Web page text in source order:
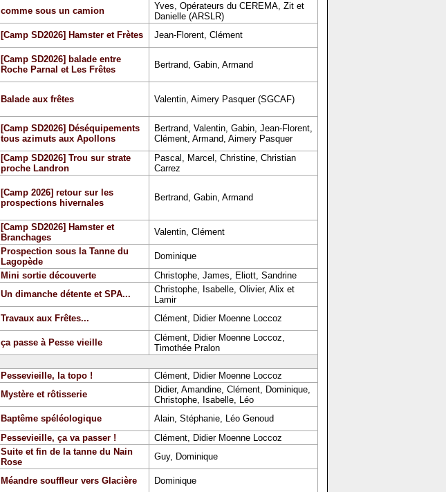
comme sous un camion
Yves, Opérateurs du CEREMA, Zit et
Danielle (ARSLR)
[Camp SD2026] Hamster et Frètes
Jean-Florent, Clément
[Camp SD2026] balade entre
Roche Parnal et Les Frêtes
Bertrand, Gabin, Armand
Balade aux frêtes Valentin, Aimery Pasquer (SGCAF)
[Camp SD2026] Déséquipements
tous azimuts aux Apollons
Bertrand, Valentin, Gabin, Jean-Florent,
Clément, Armand, Aimery Pasquer
[Camp SD2026] Trou sur strate
proche Landron
Pascal, Marcel, Christine, Christian
Carrez
[Camp 2026] retour sur les
prospections hivernales
Bertrand, Gabin, Armand
[Camp SD2026] Hamster et
Branchages
Valentin, Clément
Prospection sous la Tanne du
Lagopède
Dominique
Mini sortie découverte
Christophe, James, Eliott, Sandrine
Un dimanche détente et SPA...
Christophe, Isabelle, Olivier, Alix et
Lamir
Travaux aux Frêtes... Clément, Didier Moenne Loccoz
ça passe à Pesse vieille
Clément, Didier Moenne Loccoz,
Timothée Pralon
Pessevieille, la topo !
Clément, Didier Moenne Loccoz
Mystère et rôtisserie
Didier, Amandine, Clément, Dominique,
Christophe, Isabelle, Léo
Baptême spéléologique
Alain, Stéphanie, Léo Genoud
Pessevieille, ça va passer !
Clément, Didier Moenne Loccoz
Suite et fin de la tanne du Nain
Rose
Guy, Dominique
Méandre souffleur vers Glacière
Dominique